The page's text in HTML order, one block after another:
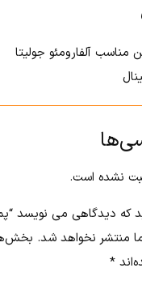
مناسب آلفارومئو جولیتا
نشده است.
که دیدگاهی می نویسد
منتشر نخواهد شد.
*